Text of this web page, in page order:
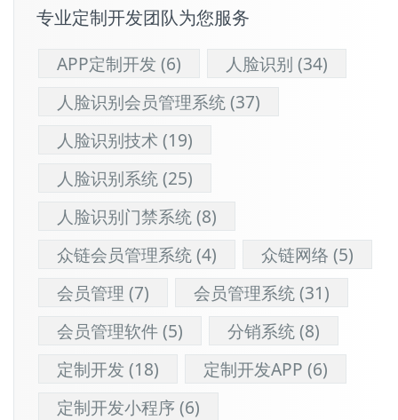
专业定制开发团队为您服务
APP定制开发 (6) 人脸识别 (34)
人脸识别会员管理系统(37)
人脸识别技术(19)
人脸识别系统(25)
人脸识别门禁系统(8)
众链会员管理系统(4) 众链网络 (5)
会员管理 (7) 会员管理系统(31)
会员管理软件(5) 分销系统(8)
定制开发 (18) 定制开发APP (6)
定制开发小程序(6)